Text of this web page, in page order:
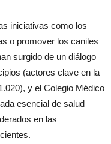
iniciativas como los
o promover los caniles
surgido de un diálogo
(actores clave en la
y el Colegio Médico
esencial de salud
en las